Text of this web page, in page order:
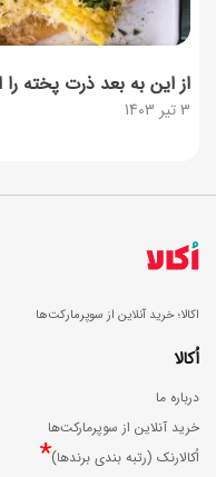
3 تیر 1403
از این به بعد ذرت پخته
اکالا؛ خرید آنلاین از سوپرمارکت‌ها
اُکالا
درباره ما
خرید آنلاین از سوپرمارکت‌ها
اُکالارنک (رتبه بندی برندها)*